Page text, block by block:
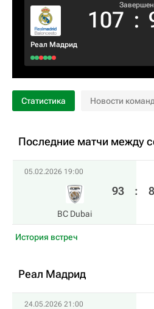
Реал Мадрид
Завершен
107 :
Статистика Новости команд
Последние матчи между
05.02.2026 19:00
BC Dubai
93 :
История встреч
Реал Мадрид
24.05.2026 21:00